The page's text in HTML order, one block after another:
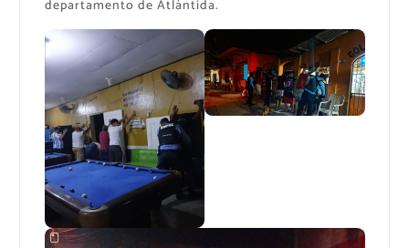
departamento de Atlántida.